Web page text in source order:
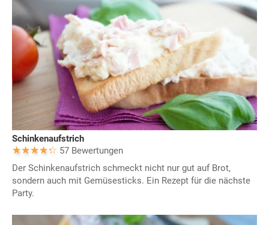
Schinkenaufstrich
57 Bewertungen
Der Schinkenaufstrich schmeckt nicht nur gut auf Brot,
sondern auch mit Gemüsesticks. Ein Rezept für die nächste
Party.